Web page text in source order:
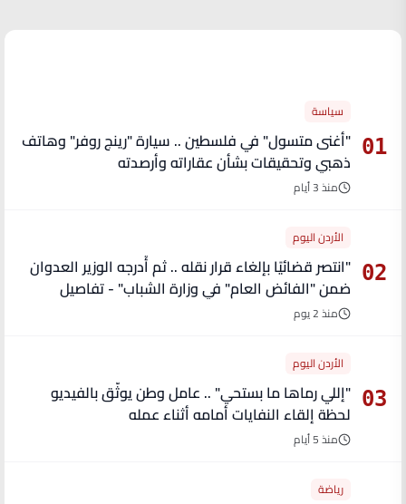
01
سياسة
"أغنى متسول" في فلسطين .. سيارة "رينج روفر" وهاتف
ذهبي وتحقيقات بشأن عقاراته وأرصدته
منذ 3 أيام
02
الأردن اليوم
"انتصر قضائيًا بإلغاء قرار نقله .. ثم أُدرجه الوزير العدوان
ضمن "الفائض العام" في وزارة الشباب" - تفاصيل
منذ 2 يوم
03
الأردن اليوم
"إللي رماها ما بستحي" .. عامل وطن يوثّق بالفيديو
لحظة إلقاء النفايات أمامه أثناء عمله
منذ 5 أيام
رياضة